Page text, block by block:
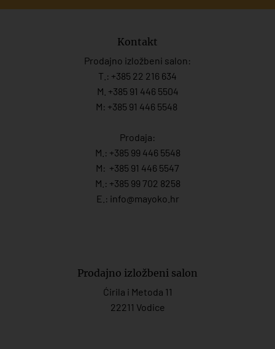
Kontakt
Prodajno izložbeni salon:
T.: +385 22 216 634
M. +385 91 446 5504
M: +385 91 446 5548
Prodaja:
M.: +385 99 446 5548
M: +385 91 446 5547
M.: +385 99 702 8258
E.: info@mayoko. hr
Prodajno izložbeni salon
Ćirila i Metoda 11
22211 Vodice